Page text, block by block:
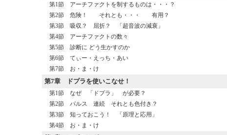
第1節 アーチファクトを制するものは・・・？
第2節 危険！ それとも・・・ 有用？
第3節 吸収？ 屈折？ 「超音波の減衰」
第4節 アーチファクトの数々
第5節 診断に どう生かすのか
第6節 てぃー・えっち・あい
第7節 お・ま・け
第7章 ドプラを使いこなせ！
第1節 なぜ 「ドプラ」 が必要？
第2節 パルス 連続 それとも色付き？
第3節 知っておこう！ 「原理と応用」
第4節 お・ま・け